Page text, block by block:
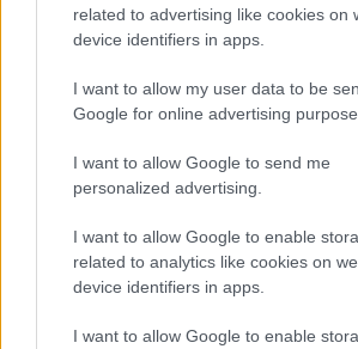
related to advertising like cookies on
device identifiers in apps.
I want to allow my user data to be
Google for online advertising
I want to allow Google to send me
personalized advertising.
I want to allow Google to enable
related to analytics like cookies on
device identifiers in apps.
I want to allow Google to enable
Σε όλες τις ηλικιακές ομάδες, οι